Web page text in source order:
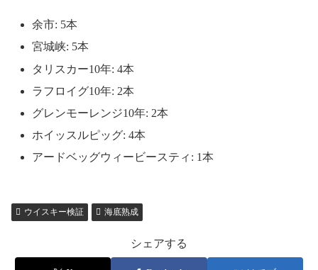
余市: 5本
宮城峡: 5本
タリスカー10年: 4本
ラフロイグ10年: 2本
グレンモーレンジ10年: 2本
ホイッスルピッグ: 4本
アードベッグウィービースティ: 1本
ウイスキー検証 海底熟成
シェアする